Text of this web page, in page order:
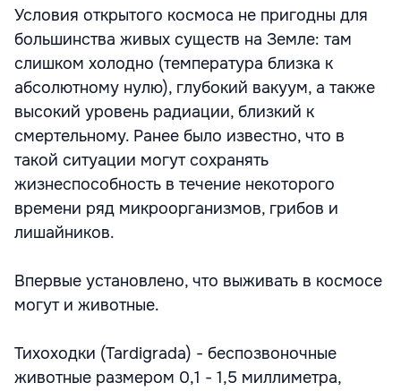
Условия открытого космоса не пригодны для
большинства живых существ на Земле: там
слишком холодно (температура близка к
абсолютному нулю), глубокий вакуум, а также
высокий уровень радиации, близкий к
смертельному. Ранее было известно, что в
такой ситуации могут сохранять
жизнеспособность в течение некоторого
времени ряд микроорганизмов, грибов и
лишайников.
Впервые установлено, что выживать в космосе
могут и животные.
Тихоходки (Tardigrada) - беспозвоночные
животные размером 0,1 - 1,5 миллиметра,